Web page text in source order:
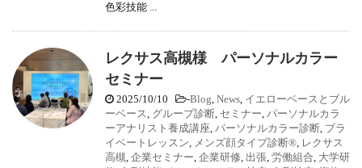
色彩技能 ...
レクサス高槻様 パーソナルカラー
セミナー
2025/10/10 -Blog, News, イエローベースとブル
ーベース, グループ診断, セミナー, パーソナルカラ
ーアナリスト養成講座, パーソナルカラー診断, プラ
イベートレッスン, メンズ顔タイプ診断®, レクサス
高槻, 企業セミナー, 企業研修, 出張, 労働組合, 大学研